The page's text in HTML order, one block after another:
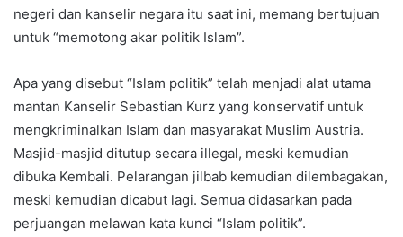
negeri dan kanselir negara itu saat ini, memang bertujuan
untuk “memotong akar politik Islam”.
Apa yang disebut “Islam politik” telah menjadi alat utama
mantan Kanselir Sebastian Kurz yang konservatif untuk
mengkriminalkan Islam dan masyarakat Muslim Austria.
Masjid-masjid ditutup secara illegal, meski kemudian
dibuka Kembali. Pelarangan jilbab kemudian dilembagakan,
meski kemudian dicabut lagi. Semua didasarkan pada
perjuangan melawan kata kunci “Islam politik”.